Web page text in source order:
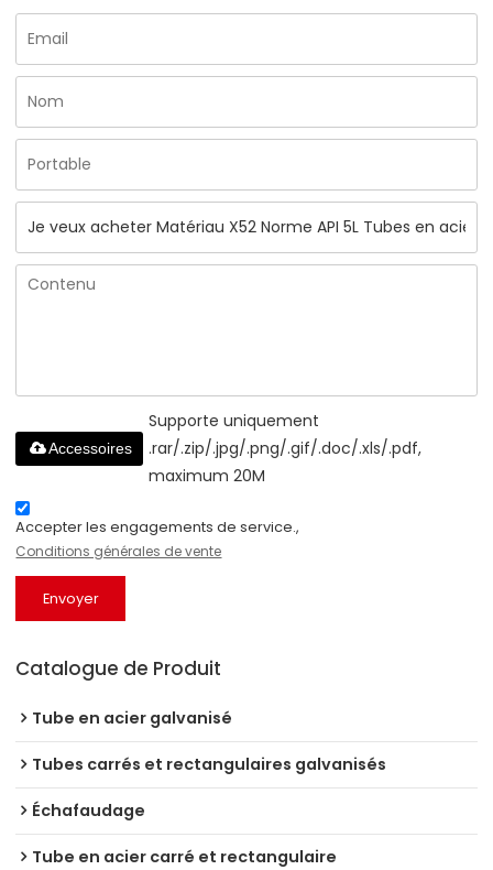
Supporte uniquement
.rar/.zip/.jpg/.png/.gif/.doc/.xls/.pdf,
maximum 20M
Accessoires
Accepter les engagements de service.,
Conditions générales de vente
Envoyer
Catalogue de Produit
Tube en acier galvanisé
Tubes carrés et rectangulaires galvanisés
Échafaudage
Tube en acier carré et rectangulaire